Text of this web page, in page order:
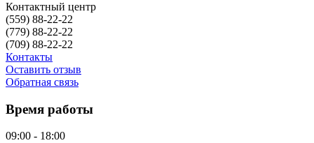
Контактный центр
(559) 88-22-22
(779) 88-22-22
(709) 88-22-22
Контакты
Оставить отзыв
Обратная связь
Время работы
09:00 - 18:00